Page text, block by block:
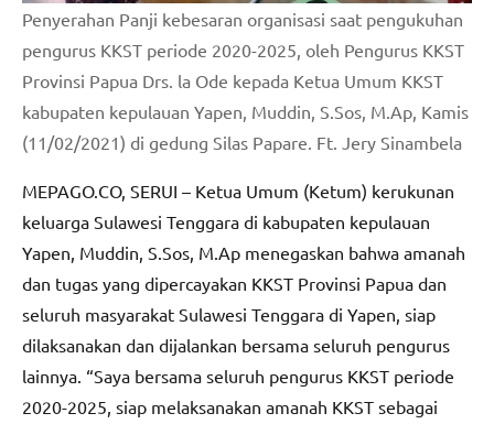
Penyerahan Panji kebesaran organisasi saat pengukuhan
pengurus KKST periode 2020-2025, oleh Pengurus KKST
Provinsi Papua Drs. la Ode kepada Ketua Umum KKST
kabupaten kepulauan Yapen, Muddin, S.Sos, M.Ap, Kamis
(11/02/2021) di gedung Silas Papare. Ft. Jery Sinambela
MEPAGO.CO, SERUI – Ketua Umum (Ketum) kerukunan
keluarga Sulawesi Tenggara di kabupaten kepulauan
Yapen, Muddin, S.Sos, M.Ap menegaskan bahwa amanah
dan tugas yang dipercayakan KKST Provinsi Papua dan
seluruh masyarakat Sulawesi Tenggara di Yapen, siap
dilaksanakan dan dijalankan bersama seluruh pengurus
lainnya. “Saya bersama seluruh pengurus KKST periode
2020-2025, siap melaksanakan amanah KKST sebagai